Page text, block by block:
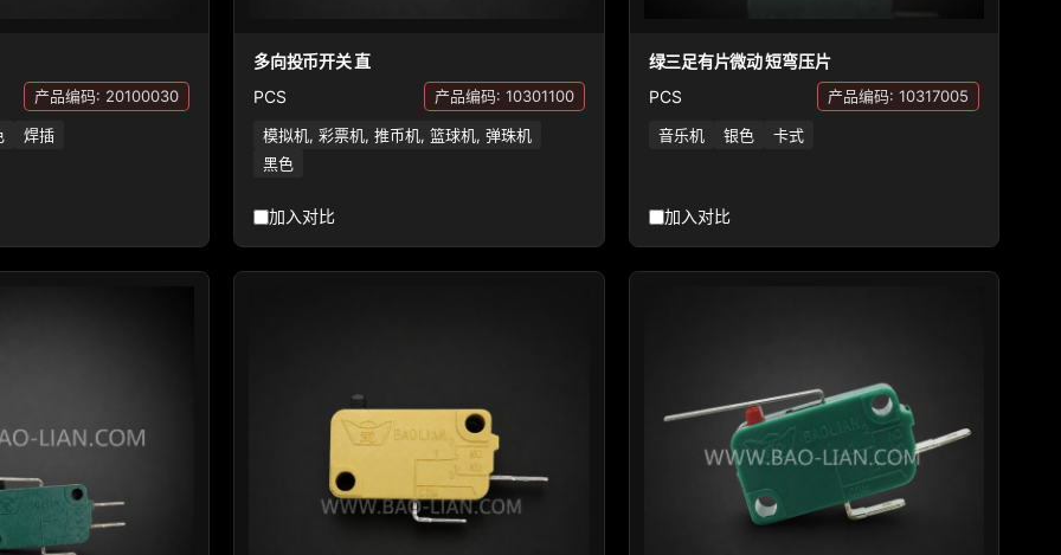
产品编码: 20100030
焊插
多向投币开关 直
PCS
产品编码: 10301100
模拟机, 彩票机, 推币机, 篮球机, 弹珠机
黑色
加入对比
绿三足有片微动 短弯压片
PCS
产品编码: 10317005
音乐机 银色 卡式
加入对比